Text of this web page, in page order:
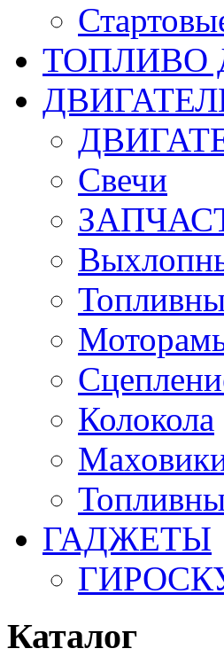
ТОПЛИВО
Свечи
Колокола
ГАДЖЕТЫ
Каталог